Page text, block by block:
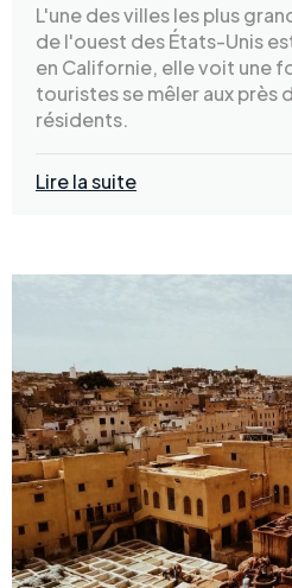
L'une des villes les plus
de l'ouest des États-Unis
en Californie, elle voit une
touristes se mêler aux près
résidents.
Lire la suite